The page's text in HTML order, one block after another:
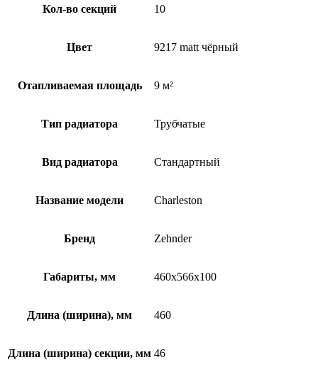
Кол-во секций 10
Цвет 9217 matt чёрный
Отапливаемая площадь 9 м²
Тип радиатора Трубчатые
Вид радиатора Стандартный
Название модели Charleston
Бренд Zehnder
Габариты, мм 460x566x100
Длина (ширина), мм 460
Длина (ширина) секции, мм 46